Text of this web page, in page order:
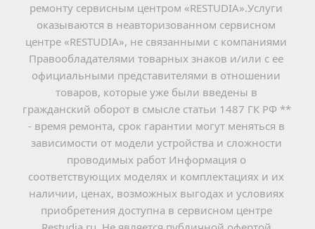
ремонту сервисным центром «RESTUDIA».Услуги
оказываются в неавторизованном сервисном
центре «RESTUDIA», не связанными с компаниями
Правообладателями товарных знаков и/или с ее
официальными представителями в отношении
товаров, которые уже были введены в
гражданский оборот в смысле статьи 1487 ГК РФ **
- время ремонта, срок гарантии могут меняться в
зависимости от модели устройства и сложности
проводимых работ Информация о
соответствующих моделях и комплектациях и их
наличии, ценах, возможных выгодах и условиях
приобретения доступна в сервисном центре